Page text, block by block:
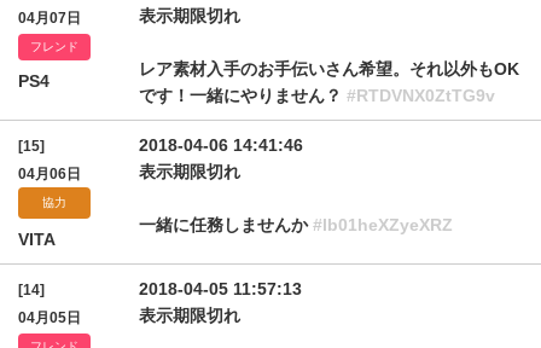
04月07日
フレンド
PS4
表示期限切れ
レア素材入手のお手伝いさん希望。それ以外もOK
です！一緒にやりません？ #RTDVNX0ZtTG9v
[15]
04月06日
協力
VITA
2018-04-06 14:41:46
表示期限切れ
一緒に任務しませんか#lb01heXZyeXRZ
[14]
04月05日
2018-04-05 11:57:13
表示期限切れ